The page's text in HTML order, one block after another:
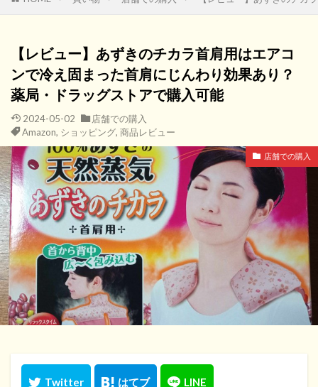
【レビュー】あずきのチカラ首肩用はエアコ
ンで冷え固まった首肩にじんわり効果あり？
薬局・ドラッグストアで購入可能
2024-05-02
店舗での購入
Amazon, ショッピング, 商品レビュー
店舗での購入